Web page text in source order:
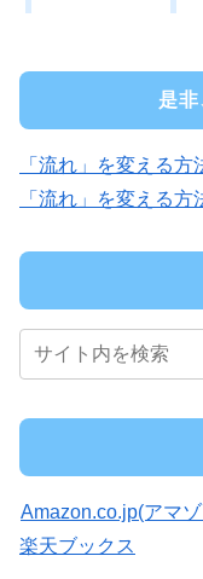
是非
「流れ」を変える方
「流れ」を変える方
Amazon.co.jp(アマ
楽天ブックス